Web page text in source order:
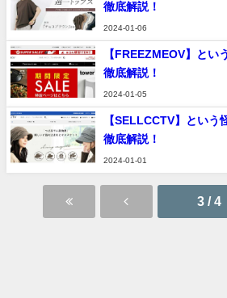
徹底解説！
2024-01-06
【FREEZMEOV】とい
徹底解説！
2024-01-05
【SELLCCTV】という
徹底解説！
2024-01-01
3 / 4